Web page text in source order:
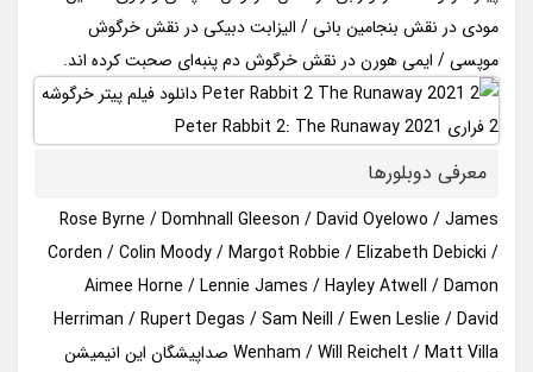
مودی در نقش بنجامین بانی / الیزابت دبیکی در نقش خرگوش
موپسی / ایمی هورن در نقش خرگوش دم پنبه‌ای صحبت کرده اند.
معرفی دوبلورها
Rose Byrne / Domhnall Gleeson / David Oyelowo / James
Corden / Colin Moody / Margot Robbie / Elizabeth Debicki /
Aimee Horne / Lennie James / Hayley Atwell / Damon
Herriman / Rupert Degas / Sam Neill / Ewen Leslie / David
Wenham / Will Reichelt / Matt Villa صداپیشگان این انیمیشن